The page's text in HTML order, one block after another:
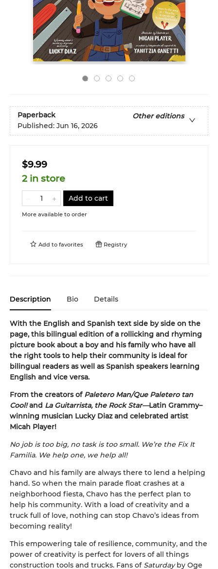
Paperback
Other editions
Published: Jun 16, 2026
$9.99
2 in store
Add to cart
More available to order
Add to favorites Registry
Description Bio Details
With the English and Spanish text side by side on the
page, this bilingual edition of a rollicking and rhyming
picture book about a boy and his family who have all
the right tools to help their community is ideal for
bilingual readers as well as Spanish speakers learning
English and vice versa.
From the creators of Paletero Man/Que Paletero tan
Cool!and La Guitarrista, the Rock Star—Latin Grammy–
winning musician Lucky Diaz and celebrated artist
Micah Player!
No job is too big, no task is too small. We’re the Fix It
Familia. We help one, we help all!
Chavo and his family are always there to lend a helping
hand. So when the main parade float crashes at a
neighborhood fiesta, Chavo has the perfect plan to
help his community. With a load of creativity and a
truck full of love, nothing can stop Chavo’s ideas from
becoming reality!
This empowering tale of resilience, community, and the
power of creativity is perfect for lovers of all things
construction tools and trucks. Fans of Saturdayby Oge